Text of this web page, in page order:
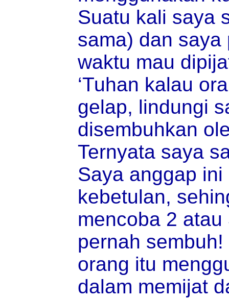
Suatu kali saya
sama) dan
waktu mau
‘Tuhan kalau
gelap, lindungi
disembuhkan
Ternyata saya
Saya anggap
kebetulan,
mencoba 2
pernah
orang itu
dalam memijat